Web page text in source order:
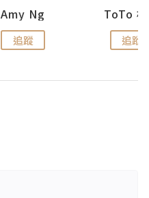
Amy Ng
追蹤
ToTo
追蹤